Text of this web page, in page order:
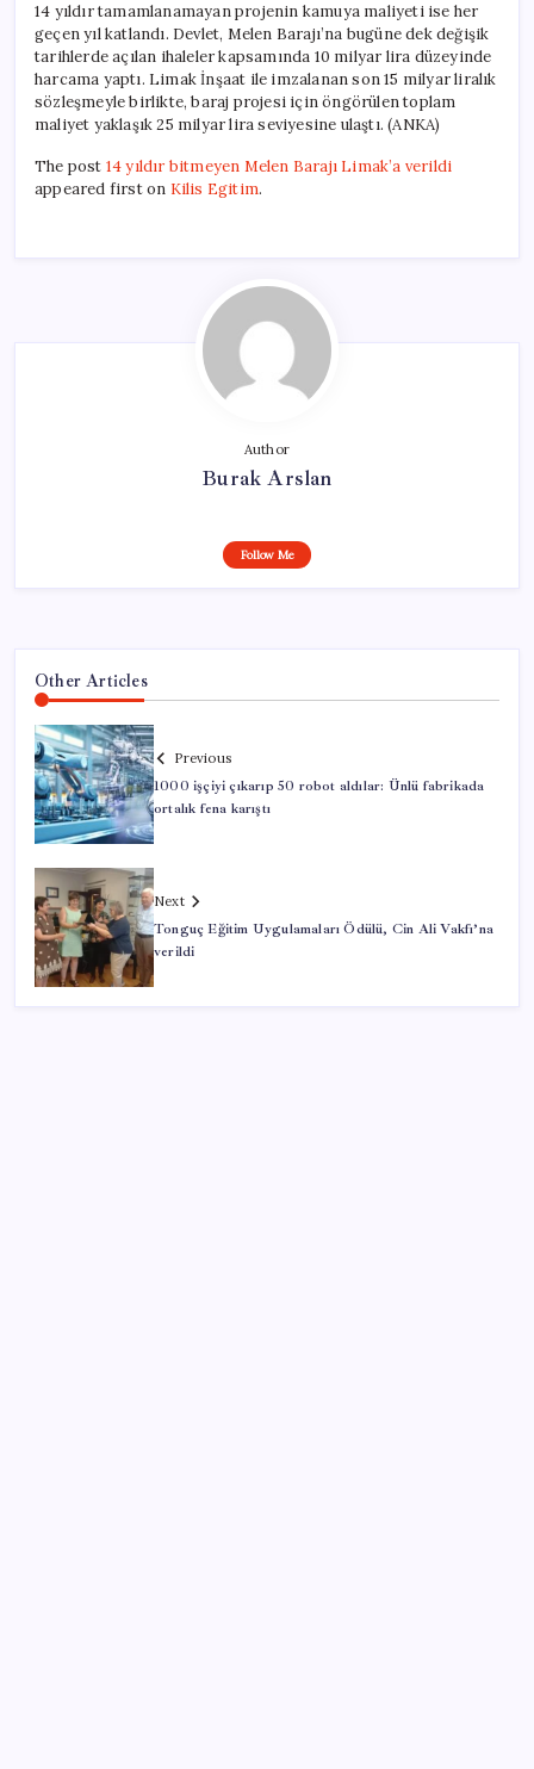
14 yıldır tamamlanamayan projenin kamuya maliyeti ise her
geçen yıl katlandı. Devlet, Melen Barajı’na bugüne dek değişik
tarihlerde açılan ihaleler kapsamında 10 milyar lira düzeyinde
harcama yaptı. Limak İnşaat ile imzalanan son 15 milyar liralık
sözleşmeyle birlikte, baraj projesi için öngörülen toplam
maliyet yaklaşık 25 milyar lira seviyesine ulaştı. (ANKA)
The post 14 yıldır bitmeyen Melen Barajı Limak’a verildi
appeared first on Kilis Egitim.
Author
Burak Arslan
Follow Me
Other Articles
Previous
1000 işçiyi çıkarıp 50 robot aldılar: Ünlü fabrikada
ortalık fena karıştı
Next
Tonguç Eğitim Uygulamaları Ödülü, Cin Ali Vakfı’na
verildi